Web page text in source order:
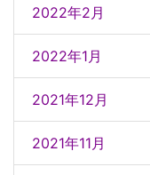
2022年2月
2022年1月
2021年12月
2021年11月